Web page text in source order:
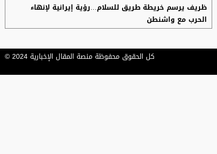
ظريف يرسم خريطة طريق للسلام…رؤية إيرانية لإنهاء
الحرب مع واشنطن
كل الحقوق محفوظة منصة المقال الإخبارية 2024 ©